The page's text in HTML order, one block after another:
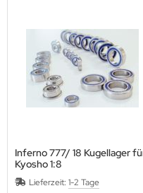
Inferno 777/ 18 Kugellager
Kyosho 1:8
Lieferzeit: 1-2 Tage